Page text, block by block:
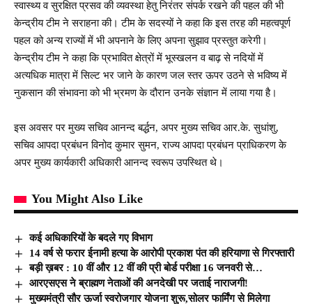
स्वास्थ्य व सुरक्षित प्रसव की व्यवस्था हेतु निरंतर संपर्क रखने की पहल की भी
केन्द्रीय टीम ने सराहना की। टीम के सदस्यों ने कहा कि इस तरह की महत्वपूर्ण
पहल को अन्य राज्यों में भी अपनाने के लिए अपना सुझाव प्रस्तुत करेगी।
केन्द्रीय टीम ने कहा कि प्रभावित क्षेत्रों में भूस्खलन व बाढ़ से नदियों में
अत्यधिक मात्रा में सिल्ट भर जाने के कारण जल स्तर ऊपर उठने से भविष्य में
नुकसान की संभावना को भी भ्रमण के दौरान उनके संज्ञान में लाया गया है।
इस अवसर पर मुख्य सचिव आनन्द बर्द्धन, अपर मुख्य सचिव आर.के. सुधांशु,
सचिव आपदा प्रबंधन विनोद कुमार सुमन, राज्य आपदा प्रबंधन प्राधिकरण के
अपर मुख्य कार्यकारी अधिकारी आनन्द स्वरूप उपस्थित थे।
You Might Also Like
कई अधिकारियों के बदले गए विभाग
14 वर्ष से फरार ईनामी हत्या के आरोपी प्रकाश पंत की हरियाणा से गिरफ्तारी
बड़ी ख़बर : 10 वीं और 12 वीं की प्री बोर्ड परीक्षा 16 जनवरी से…
आरएसएस ने ब्राह्मण नेताओं की अनदेखी पर जताई नाराजगी!
मुख्यमंत्री सौर ऊर्जा स्वरोजगार योजना शुरू,सोलर फार्मिंग से मिलेगा